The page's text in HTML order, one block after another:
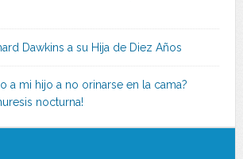
Dawkins a su Hija de Diez Años
a mi hijo a no orinarse en la cama?
nocturna!